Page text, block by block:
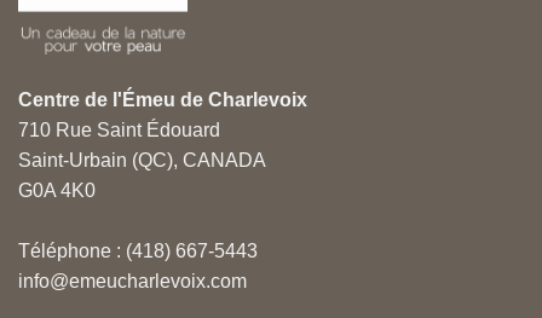
Centre de l'Émeu de Charlevoix
710 Rue Saint Édouard
Saint-Urbain (QC), CANADA
G0A 4K0
Téléphone : (418) 667-5443
info@emeucharlevoix.com